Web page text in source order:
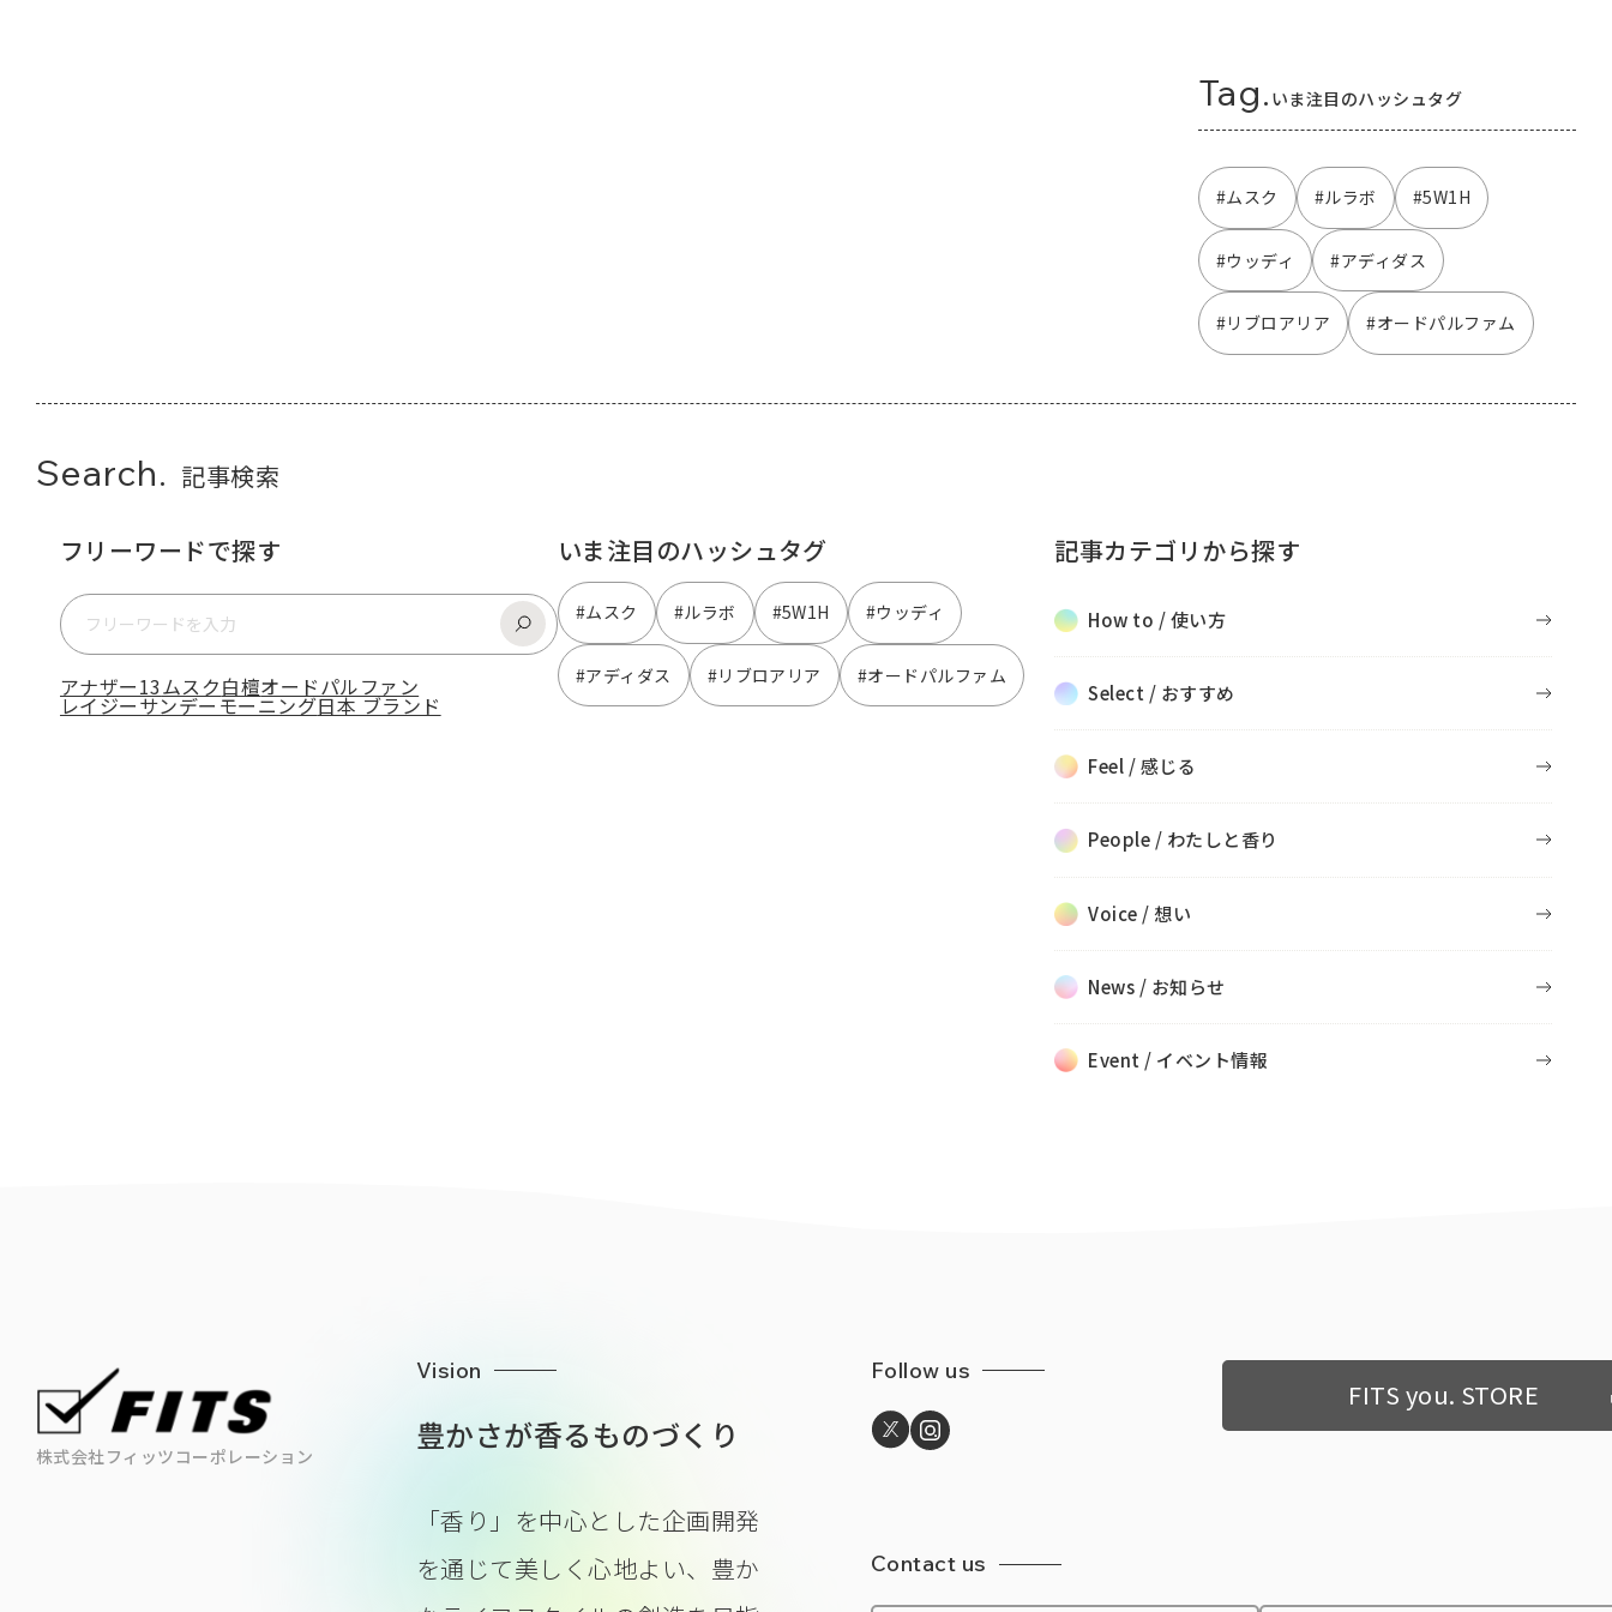
Tag. いま注目のハッシュタグ
#ムスク #ルラボ #5W1H
#ウッディ #アディダス
#リブロアリア #オードパルファム
Search. 記事検索
フリーワードで探す
アナザー13ムスク白檀オードパルファン
レイジーサンデーモーニング日本 ブランド
いま注目のハッシュタグ
#ムスク #ルラボ #5W1H #ウッディ
#アディダス #リブロアリア #オードパルファム
記事カテゴリから探す
How to / 使い方
Select / おすすめ
Feel / 感じる
People / わたしと香り
Voice / 想い
News / お知らせ
Event / イベント情報
株式会社フィッツコーポレーション
Vision
豊かさが香るものづくり
「香り」を中心とした企画開発
を通じて美しく心地よい、豊か
Follow us
FITS you. STORE
Contact us